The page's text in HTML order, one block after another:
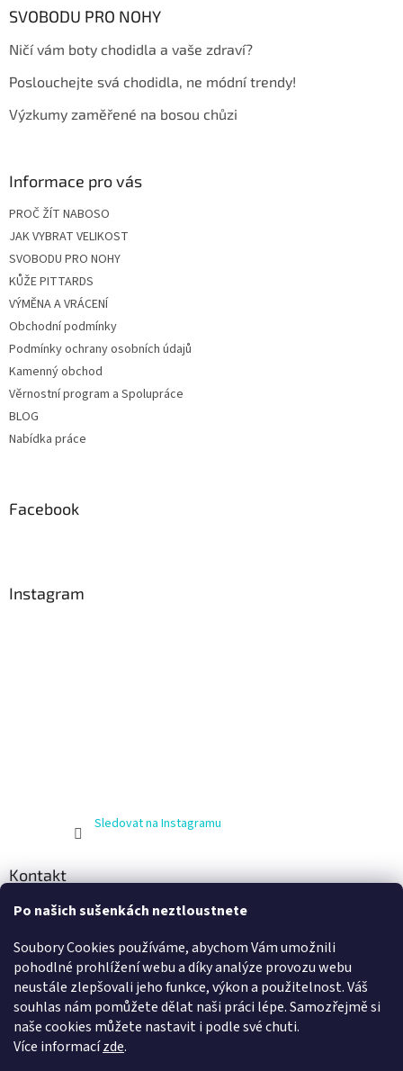
Po našich sušenkách neztloustnete
Soubory Cookies používáme, abychom Vám umožnili
pohodlné prohlížení webu a díky analýze provozu webu
neustále zlepšovali jeho funkce, výkon a použitelnost. Váš
souhlas nám pomůžete dělat naši práci lépe. Samozřejmě si
naše cookies můžete nastavit i podle své chuti.
Více informacízde.
SVOBODU PRO NOHY
Ničí vám boty chodidla a vaše zdraví?
Poslouchejte svá chodidla, ne módní trendy!
Výzkumy zaměřené na bosou chůzi
Informace pro vás
PROČ ŽÍT NABOSO
JAK VYBRAT VELIKOST
SVOBODU PRO NOHY
KŮŽE PITTARDS
VÝMĚNA A VRÁCENÍ
Obchodní podmínky
Podmínky ochrany osobních údajů
Kamenný obchod
Věrnostní program a Spolupráce
BLOG
Nabídka práce
Facebook
Instagram
Sledovat na Instagramu
Kontakt
info@zijnaboso.cz
+420 608 881 484
Vivobarefoot Hradec Králové
vivobarefoot_hk